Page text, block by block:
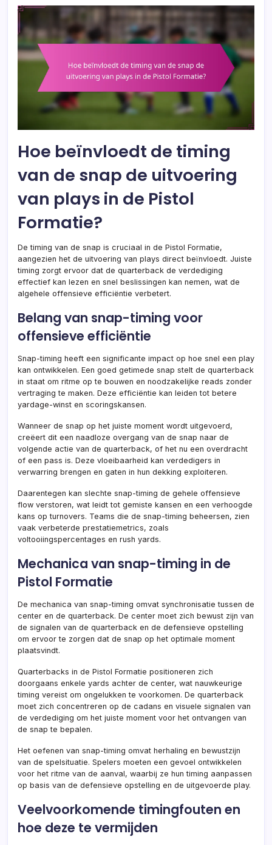
Hoe beïnvloedt de timing
van de snap de uitvoering
van plays in de Pistol
Formatie?
De timing van de snap is cruciaal in de Pistol Formatie,
aangezien het de uitvoering van plays direct beïnvloedt. Juiste
timing zorgt ervoor dat de quarterback de verdediging
effectief kan lezen en snel beslissingen kan nemen, wat de
algehele offensieve efficiëntie verbetert.
Belang van snap-timing voor
offensieve efficiëntie
Snap-timing heeft een significante impact op hoe snel een play
kan ontwikkelen. Een goed getimede snap stelt de quarterback
in staat om ritme op te bouwen en noodzakelijke reads zonder
vertraging te maken. Deze efficiëntie kan leiden tot betere
yardage-winst en scoringskansen.
Wanneer de snap op het juiste moment wordt uitgevoerd,
creëert dit een naadloze overgang van de snap naar de
volgende actie van de quarterback, of het nu een overdracht
of een pass is. Deze vloeibaarheid kan verdedigers in
verwarring brengen en gaten in hun dekking exploiteren.
Daarentegen kan slechte snap-timing de gehele offensieve
flow verstoren, wat leidt tot gemiste kansen en een verhoogde
kans op turnovers. Teams die de snap-timing beheersen, zien
vaak verbeterde prestatiemetrics, zoals
voltooiingspercentages en rush yards.
Mechanica van snap-timing in de
Pistol Formatie
De mechanica van snap-timing omvat synchronisatie tussen de
center en de quarterback. De center moet zich bewust zijn van
de signalen van de quarterback en de defensieve opstelling
om ervoor te zorgen dat de snap op het optimale moment
plaatsvindt.
Quarterbacks in de Pistol Formatie positioneren zich
doorgaans enkele yards achter de center, wat nauwkeurige
timing vereist om ongelukken te voorkomen. De quarterback
moet zich concentreren op de cadans en visuele signalen van
de verdediging om het juiste moment voor het ontvangen van
de snap te bepalen.
Het oefenen van snap-timing omvat herhaling en bewustzijn
van de spelsituatie. Spelers moeten een gevoel ontwikkelen
voor het ritme van de aanval, waarbij ze hun timing aanpassen
op basis van de defensieve opstelling en de uitgevoerde play.
Veelvoorkomende timingfouten en
hoe deze te vermijden